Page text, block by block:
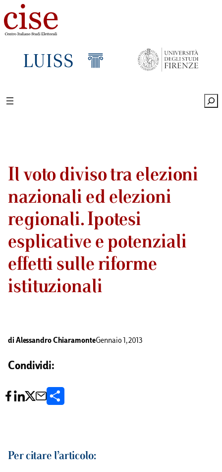
Il voto diviso tra elezioni
nazionali ed elezioni
regionali. Ipotesi
esplicative e potenziali
effetti sulle riforme
istituzionali
di Alessandro ChiaramonteGennaio 1, 2013
Condividi:
Per citare l’articolo: